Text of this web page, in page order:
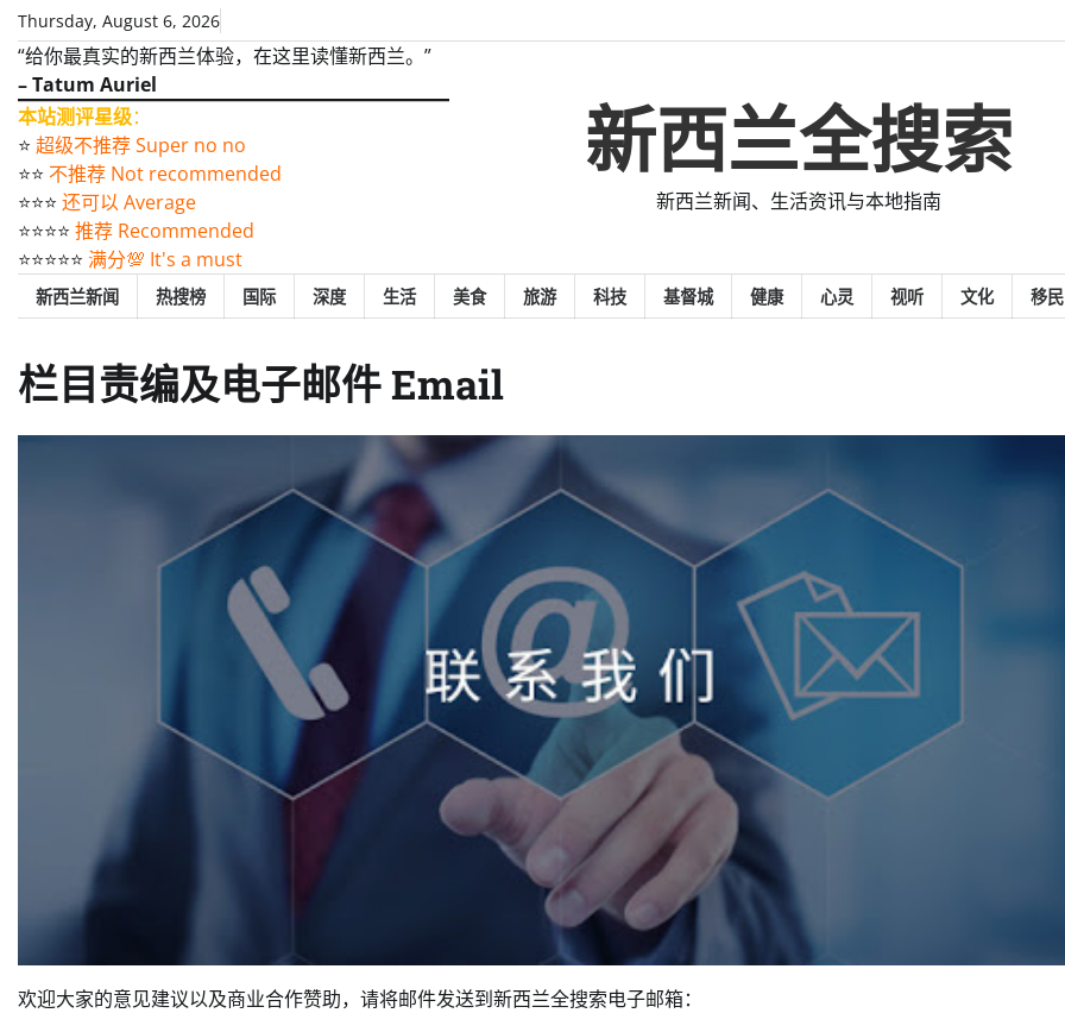
Skip
content
Thursday, August 6, 2026
“给你最真实的新西兰体验，在这里读懂新西兰。”
– Tatum Auriel
本站测评星级：
⭐️ 超级不推荐 Super no no
⭐️⭐️ 不推荐 Not recommended
⭐️⭐️⭐️ 还可以 Average
⭐️⭐️⭐️⭐️ 推荐 Recommended
⭐️⭐️⭐️⭐️⭐️ 满分💯 It's a must
新西兰全搜索
新西兰新闻、生活资讯与本地指南
新西兰新闻 热搜榜 国际 深度 生活 美食 旅游 科技 基督城 健康 心灵 视听 文化 移民
栏目责编及电子邮件 Email
欢迎大家的意见建议以及商业合作赞助，请将邮件发送到新西兰全搜索电子邮箱：